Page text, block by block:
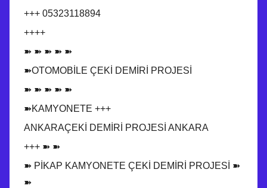
+++ 05323118894
++++
➽ ➽ ➽ ➽ ➽
➽OTOMOBİLE ÇEKİ DEMİRİ PROJESİ
➽ ➽ ➽ ➽ ➽
➽KAMYONETE +++
ANKARAÇEKİ DEMİRİ PROJESİ ANKARA
+++ ➽ ➽
➽ PİKAP KAMYONETE ÇEKİ DEMİRİ PROJESİ ➽
➽